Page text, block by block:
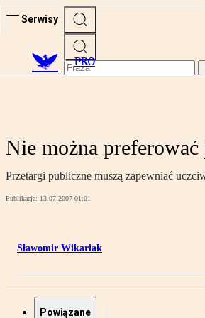
Serwisy
PRO
Nie można preferować
Przetargi publiczne muszą zapewniać
Publikacja: 13.07.2007 01:01
Sławomir Wikariak
Powiązane